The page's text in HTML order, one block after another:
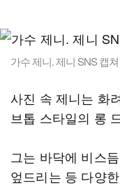
가수 제니. 제니 SNS 캡쳐
사진 속 제니는 화
브톱 스타일의 롱
그는 바닥에 비스
엎드리는 등 다양